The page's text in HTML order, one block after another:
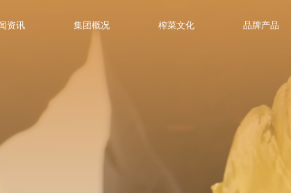
资讯 集团概况 榨菜文化 品牌产品